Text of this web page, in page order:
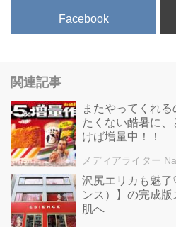
Facebook
関連記事
またやってくれ
たくない酷暑に
けば増量中！！
メディアライター
沢尻エリカも魅
ンス）】の完成
肌へ